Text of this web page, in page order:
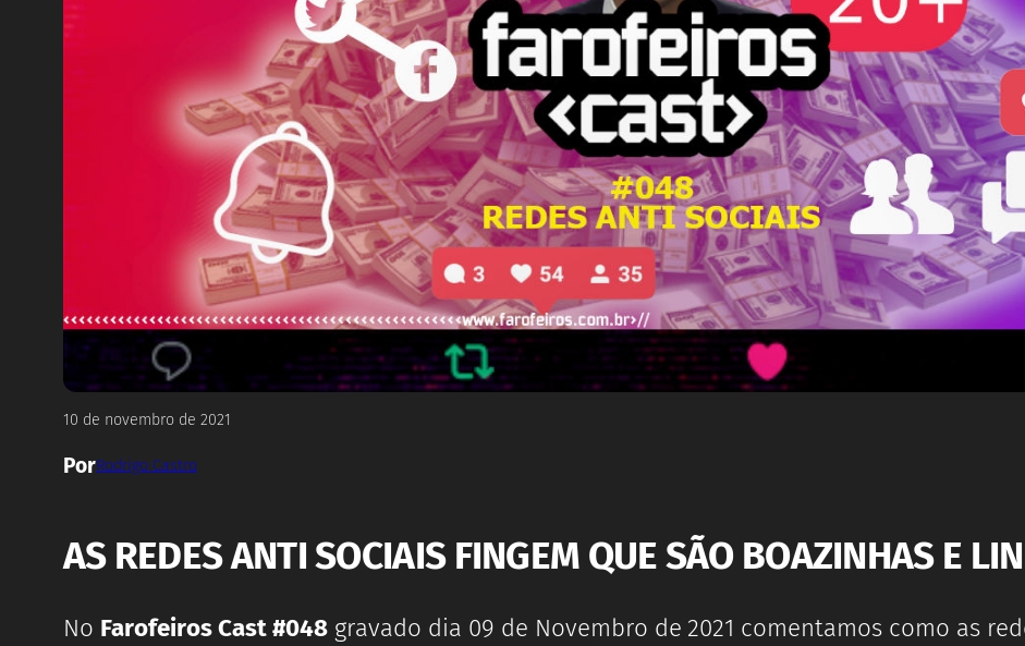
10 de novembro de 2021
PorRodrigo Castro
AS REDES ANTI SOCIAIS FINGEM QUE SÃO BOAZINHAS E
No Farofeiros Cast #048gravado dia 09 de Novembro de 2021 comentamos como as